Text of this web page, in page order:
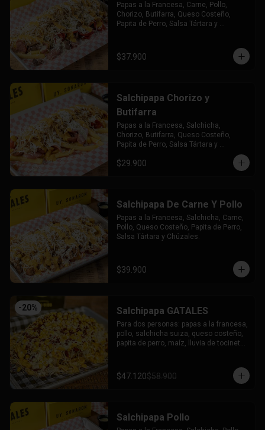
Papas a la Francesa, Carne, Pollo,
Chorizo, Butifarra, Queso Costeño,
Papita de Perro, Salsa Tártara y
$37.900
Salchipapa Chorizo y
Butifarra
Papas a la Francesa, Salchicha,
Chorizo, Butifarra, Queso Costeño,
Papita de Perro, Salsa Tártara y
$29.900
Salchipapa De Carne Y Pollo
Papas a la Francesa, Salchicha, Carne,
Pollo, Queso Costeño, Papita de Perro,
Salsa Tártara y Chúzales.
$39.900
-20% Salchipapa GATALES
Para dos personas: papas a la francesa,
pollo, salchicha suiza, queso costeño,
papita de perro, maíz, lluvia de tocineta,
$47.120$58.900
Salchipapa Pollo